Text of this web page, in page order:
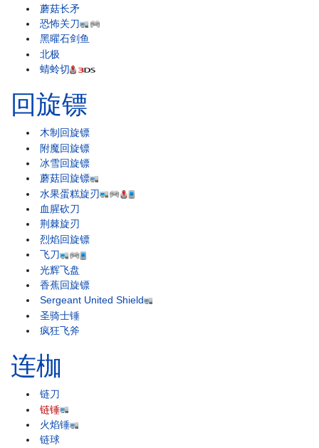
蘑菇长矛
恐怖关刀
黑曜石剑鱼
北极
蜻蛉切
回旋镖
木制回旋镖
附魔回旋镖
冰雪回旋镖
蘑菇回旋镖
水果蛋糕旋刃
血腥砍刀
荆棘旋刃
烈焰回旋镖
飞刀
光辉飞盘
香蕉回旋镖
Sergeant United Shield
圣骑士锤
疯狂飞斧
连枷
链刀
链锤
火焰锤
链球